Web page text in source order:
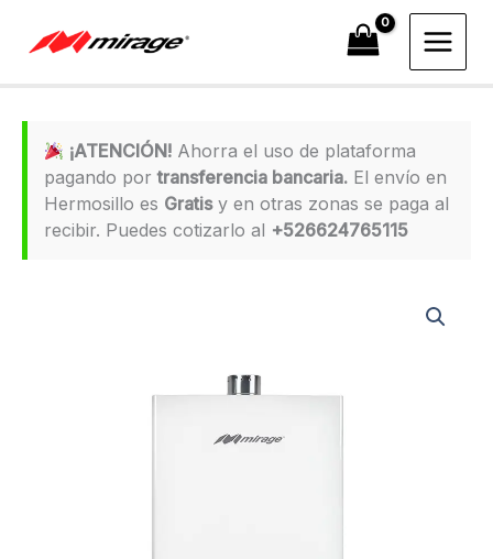
¡ATENCIÓN! Ahorra el uso de plataforma
pagando portransferencia bancaria. El envío en
Hermosillo es Gratisy en otras zonas se paga al
recibir. Puedes cotizarlo al +526624765115